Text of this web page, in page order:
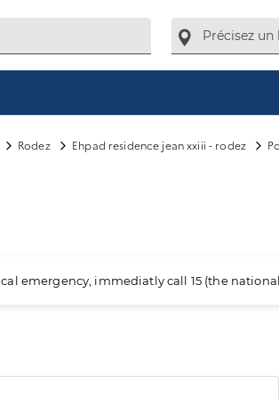
Rodez Ehpad residence jean xxiii - rodez
emergency, immediatly call 15 (the